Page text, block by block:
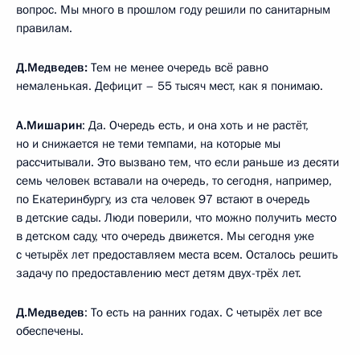
вопрос. Мы много в прошлом году решили по санитарным
правилам.
Д.Медведев: Тем не менее очередь всё равно
немаленькая. Дефицит – 55 тысяч мест, как я понимаю.
А.Мишарин: Да. Очередь есть, и она хоть и не растёт,
но и снижается не теми темпами, на которые мы
рассчитывали. Это вызвано тем, что если раньше из десяти
семь человек вставали на очередь, то сегодня, например,
по Екатеринбургу, из ста человек 97 встают в очередь
в детские сады. Люди поверили, что можно получить место
в детском саду, что очередь движется. Мы сегодня уже
с четырёх лет предоставляем места всем. Осталось решить
задачу по предоставлению мест детям двух-трёх лет.
Д.Медведев: То есть на ранних годах. С четырёх лет все
обеспечены.